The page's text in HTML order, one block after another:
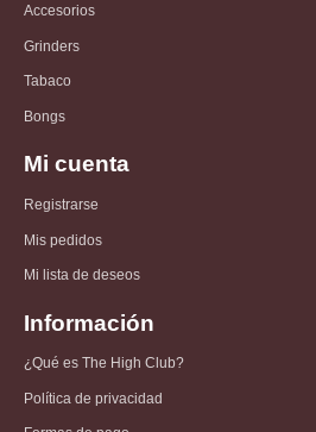
Accesorios
Grinders
Tabaco
Bongs
Mi cuenta
Registrarse
Mis pedidos
Mi lista de deseos
Información
¿Qué es The High Club?
Política de privacidad